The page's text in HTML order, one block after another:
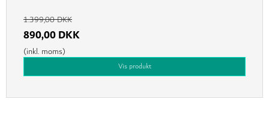
1.399,00 DKK
890,00 DKK
(inkl. moms)
Vis produkt